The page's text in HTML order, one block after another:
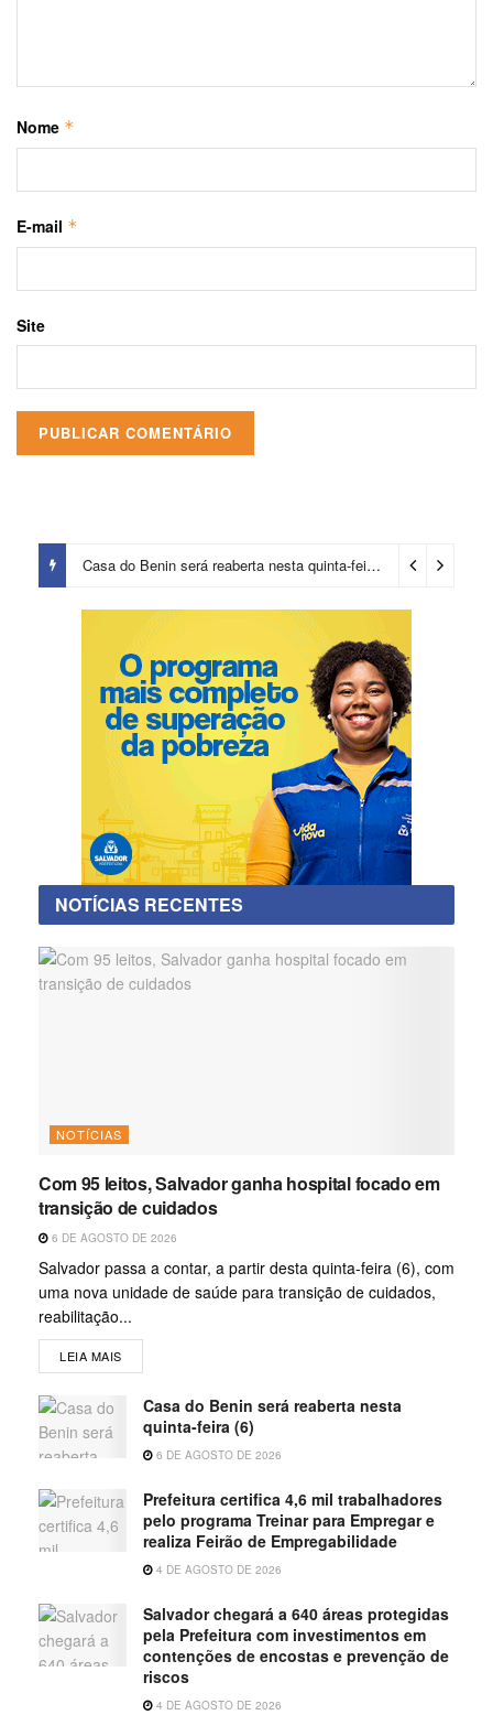
Nome *
E-mail *
Site
Casa do Benin será reaberta nesta quinta-feira (6) 15 horas ago
NOTÍCIAS RECENTES
NOTÍCIAS
Com 95 leitos, Salvador ganha hospital focado em
transição de cuidados
6 DE AGOSTO DE 2026
Salvador passa a contar, a partir desta quinta-feira (6), com
uma nova unidade de saúde para transição de cuidados,
reabilitação...
LEIA MAIS
Casa do Benin será reaberta nesta
quinta-feira (6)
6 DE AGOSTO DE 2026
Prefeitura certifica 4,6 mil trabalhadores
pelo programa Treinar para Empregar e
realiza Feirão de Empregabilidade
4 DE AGOSTO DE 2026
Salvador chegará a 640 áreas protegidas
pela Prefeitura com investimentos em
contenções de encostas e prevenção de
riscos
4 DE AGOSTO DE 2026